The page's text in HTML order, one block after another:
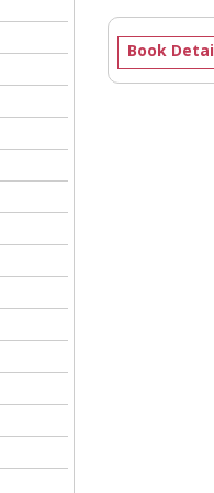
Book